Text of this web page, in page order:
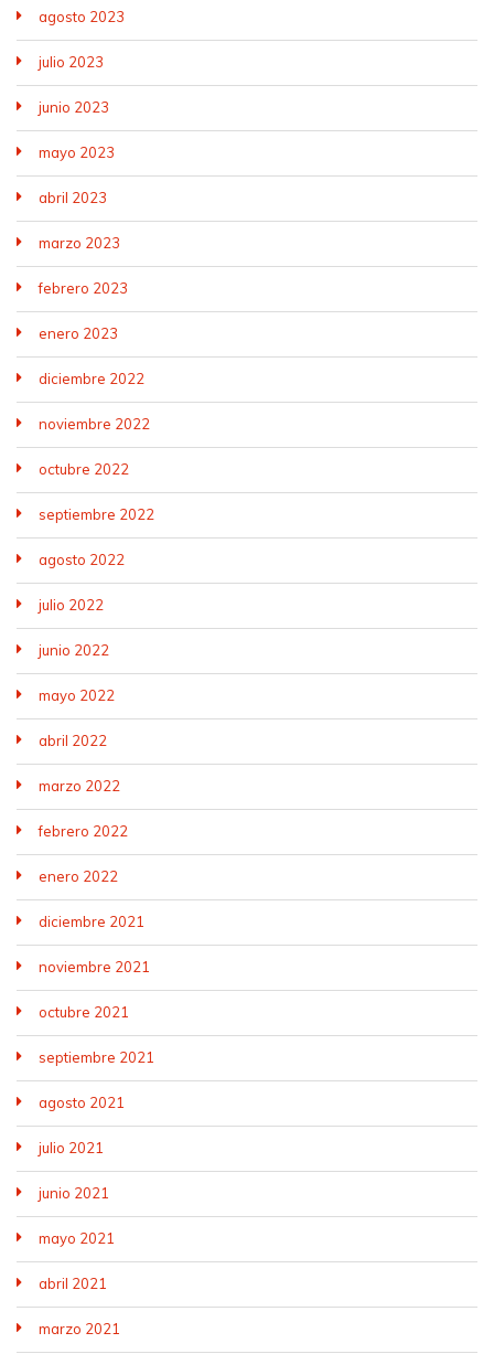
agosto 2023
julio 2023
junio 2023
mayo 2023
abril 2023
marzo 2023
febrero 2023
enero 2023
diciembre 2022
noviembre 2022
octubre 2022
septiembre 2022
agosto 2022
julio 2022
junio 2022
mayo 2022
abril 2022
marzo 2022
febrero 2022
enero 2022
diciembre 2021
noviembre 2021
octubre 2021
septiembre 2021
agosto 2021
julio 2021
junio 2021
mayo 2021
abril 2021
marzo 2021